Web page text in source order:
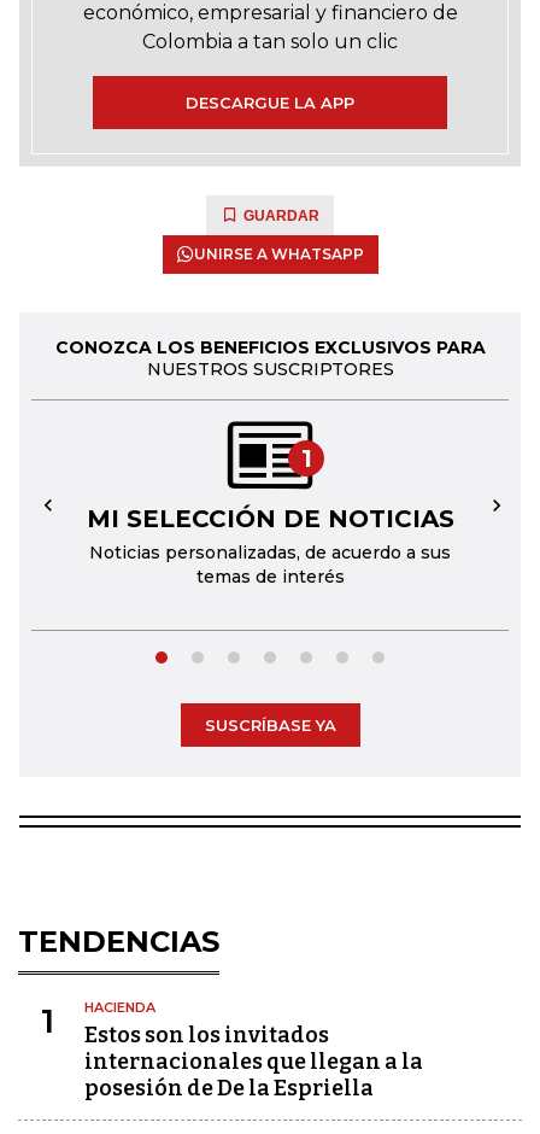
económico, empresarial y financiero de
Colombia a tan solo un clic
DESCARGUE LA APP
GUARDAR
UNIRSE A WHATSAPP
CONOZCA LOS BENEFICIOS EXCLUSIVOS PARA
NUESTROS SUSCRIPTORES
1
MI SELECCIÓN DE NOTICIAS
Noticias personalizadas, de acuerdo a sus
temas de interés
← →
SUSCRÍBASE YA
TENDENCIAS
1 HACIENDA
Estos son los invitados
internacionales que llegan a la
posesión de De la Espriella